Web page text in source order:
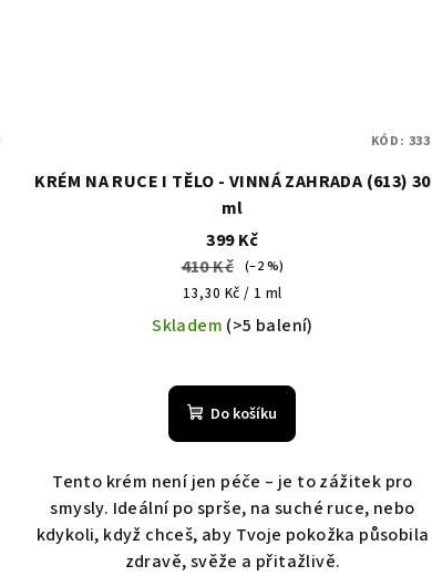
KRÉM NA RUCE I TĚLO - VINNÁ ZAHRADA (613) 30
ml
399 Kč
410 Kč (–2 %)
Měrná
cena:
13,30 Kč / 1 ml
Skladem (>5 balení)
Do košíku
Tento krém není jen péče – je to zážitek pro
smysly. Ideální po sprše, na suché ruce, nebo
kdykoli, když chceš, aby Tvoje pokožka působila
zdravě, svěže a přitažlivě.
KÓD: 333